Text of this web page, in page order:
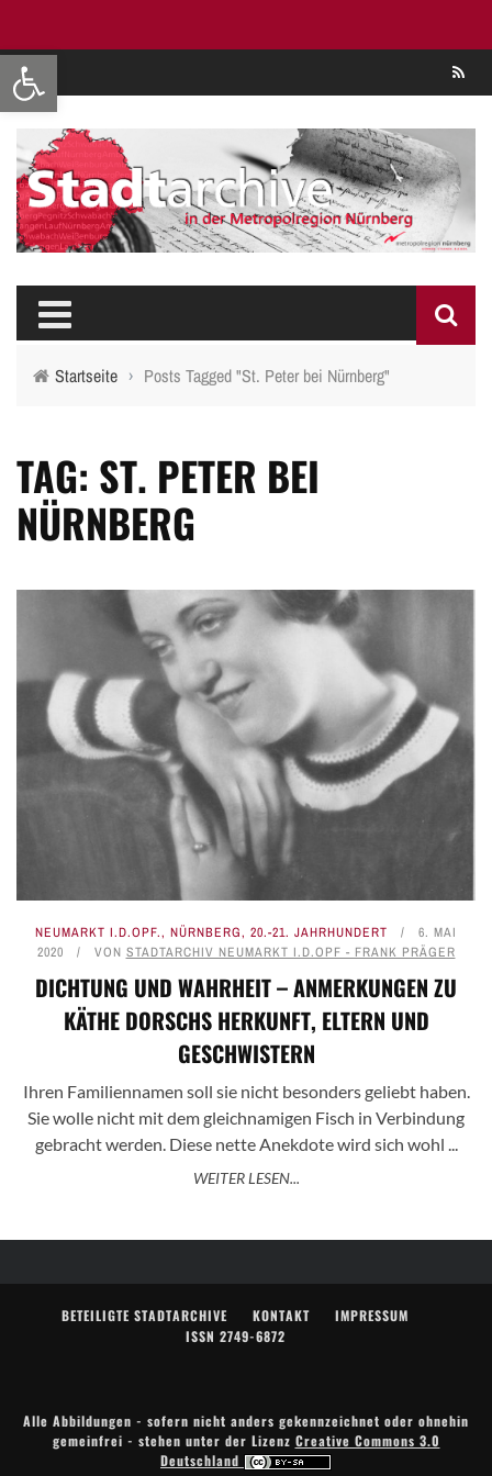
Werkzeugleiste öffnen
Startseite › Posts Tagged "St. Peter bei Nürnberg"
TAG: ST. PETER BEI
NÜRNBERG
NEUMARKT I.D.OPF., NÜRNBERG, 20.-21. JAHRHUNDERT
6. MAI
2020
VON STADTARCHIV NEUMARKT I.D.OPF - FRANK PRÄGER
DICHTUNG UND WAHRHEIT – ANMERKUNGEN ZU
KÄTHE DORSCHS HERKUNFT, ELTERN UND
GESCHWISTERN
Ihren Familiennamen soll sie nicht besonders geliebt haben.
Sie wolle nicht mit dem gleichnamigen Fisch in Verbindung
gebracht werden. Diese nette Anekdote wird sich wohl ...
WEITER LESEN...
BETEILIGTE STADTARCHIVE KONTAKT
IMPRESSUM
ISSN 2749-6872
Alle Abbildungen - sofern nicht anders gekennzeichnet oder ohnehin
gemeinfrei - stehen unter der Lizenz Creative Commons 3.0
Deutschland